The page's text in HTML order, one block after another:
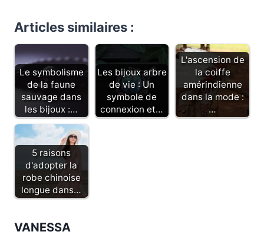
Articles similaires :
Le symbolisme
de la faune
sauvage dans
les bijoux :…
Les bijoux arbre
de vie : Un
symbole de
connexion et…
L'ascension de
la coiffe
amérindienne
dans la mode :
…
5 raisons
d'adopter la
robe chinoise
longue dans…
VANESSA